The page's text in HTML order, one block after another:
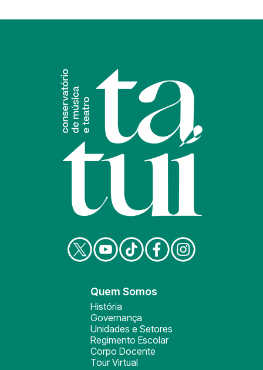
Quem Somos
História
Governança
Unidades e Setores
Regimento Escolar
Corpo Docente
Tour Virtual